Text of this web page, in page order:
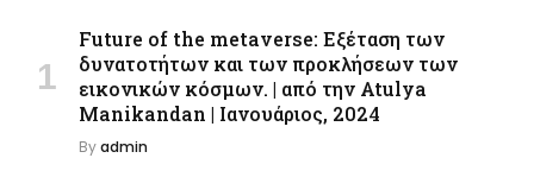
Future of the metaverse: Εξέταση των
δυνατοτήτων και των προκλήσεων των
εικονικών κόσμων. | από την Atulya
Manikandan | Ιανουάριος, 2024
Byadmin